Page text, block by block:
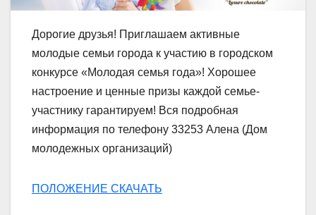
Дорогие друзья! Приглашаем активные
молодые семьи города к участию в городском
конкурсе «Молодая семья года»! Хорошее
настроение и ценные призы каждой семье-
участнику гарантируем! Вся подробная
информация по телефону 33253 Алена (Дом
молодежных организаций)
ПОЛОЖЕНИЕ СКАЧАТЬ